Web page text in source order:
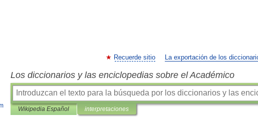
Recuerde sitio La exportación de los
Los diccionarios y las enciclopedias sobre el Académico
Wikipedia Español interpretaciones